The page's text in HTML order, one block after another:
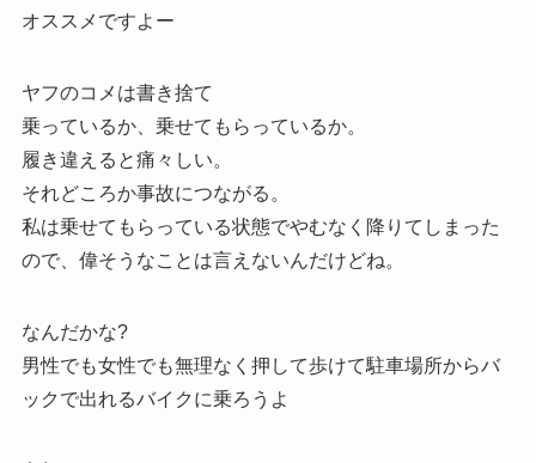
オススメですよー
ヤフのコメは書き捨て
乗っているか、乗せてもらっているか。
履き違えると痛々しい。
それどころか事故につながる。
私は乗せてもらっている状態でやむなく降りてしまった
ので、偉そうなことは言えないんだけどね。
なんだかな?
男性でも女性でも無理なく押して歩けて駐車場所からバ
ックで出れるバイクに乗ろうよ